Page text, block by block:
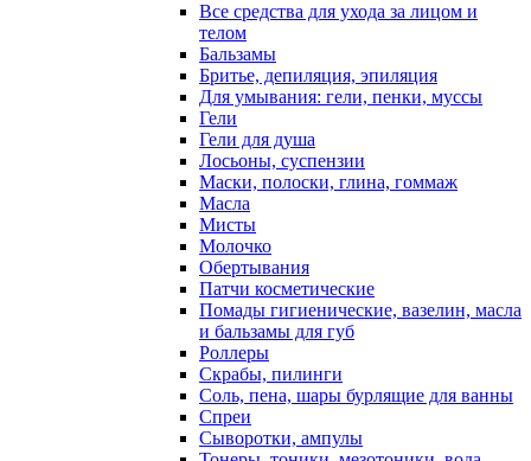
Все средства для ухода за лицом и
телом
Бальзамы
Бритье, депиляция, эпиляция
Для умывания: гели, пенки, муссы
Гели
Гели для душа
Лосьоны, суспензии
Маски, полоски, глина, гоммаж
Масла
Мисты
Молочко
Обертывания
Патчи косметические
Помады гигиенические, вазелин, масла
и бальзамы для губ
Роллеры
Скрабы, пилинги
Соль, пена, шары бурлящие для ванны
Спреи
Сыворотки, ампулы